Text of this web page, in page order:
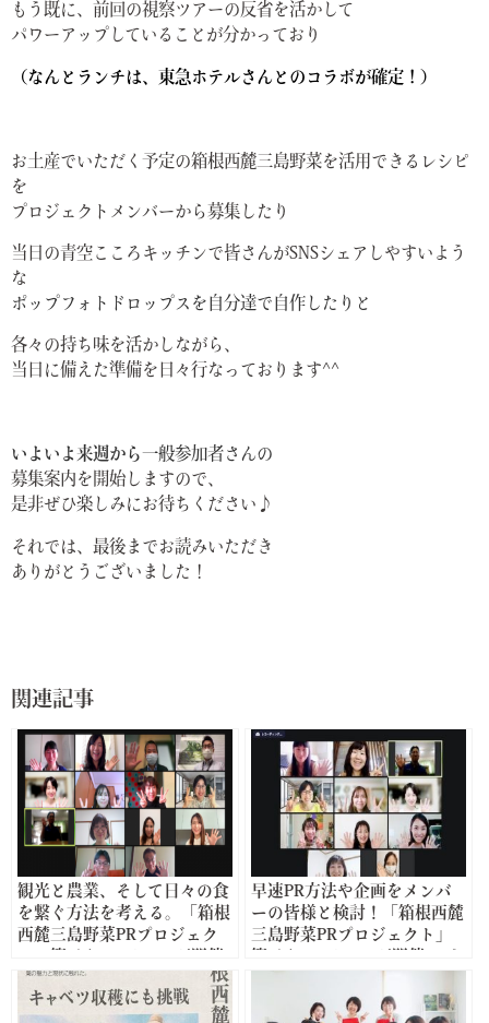
もう既に、前回の視察ツアーの反省を活かして
パワーアップしていることが分かっており
（なんとランチは、東急ホテルさんとのコラボが確定！）
お土産でいただく予定の箱根西麓三島野菜を活用できるレシピ
を
プロジェクトメンバーから募集したり
当日の青空こころキッチンで皆さんがSNSシェアしやすいよう
な
ポップフォトドロップスを自分達で自作したりと
各々の持ち味を活かしながら、
当日に備えた準備を日々行なっております^^
いよいよ来週から一般参加者さんの
募集案内を開始しますので、
是非ぜひ楽しみにお待ちください♪
それでは、最後までお読みいただき
ありがとうございました！
関連記事
観光と農業、そして日々の食
を繋ぐ方法を考える。「箱根
西麓三島野菜PRプロジェク
レポート
早速PR方法や企画をメンバ
ーの皆様と検討！「箱根西麓
三島野菜PRプロジェクト」